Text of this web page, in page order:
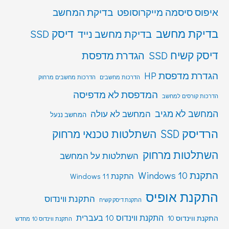
איפוס סיסמה מייקרוסופט בדיקת המחשב
בדיקת מחשב בדיקת מחשב נייד דיסק SSD
דיסק קשיח SSD
הגדרת מדפסת
הגדרת מדפסת HP הדרכות מחשבים הדרכות מחשבים מרחוק
הדרכות קורסים למחשב המדפסת לא מדפיסה
המחשב לא מגיב המחשב לא עולה המחשב ננעל
הרדיסק SSD
השתלטות טכנאי מרחוק
השתלטות מרחוק השתלטות על המחשב
התקנת Windows 10 התקנת Windows 11
התקנת אופיס התקנת דיסק קשיח התקנת ווינדוס
התקנת ווינדוס 10 התקנת ווינדוס 10 בעברית התקנת ווינדוס 10 מחדש